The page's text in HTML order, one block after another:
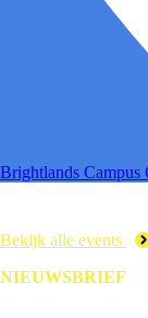
Brightlands Campus
Bekijk alle events
NIEUWSBRIEF